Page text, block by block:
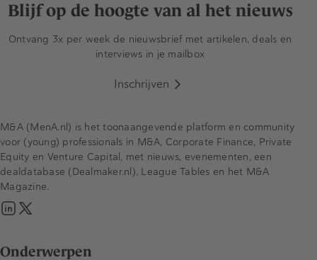
Blijf op de hoogte van al het nieuws
Ontvang 3x per week de nieuwsbrief met artikelen, deals en
interviews in je mailbox
Inschrijven
Onderwerpen
M&A (MenA.nl) is het toonaangevende platform en community
voor (young) professionals in M&A, Corporate Finance, Private
Equity en Venture Capital, met nieuws, evenementen, een
dealdatabase (Dealmaker.nl), League Tables en het M&A
Magazine.